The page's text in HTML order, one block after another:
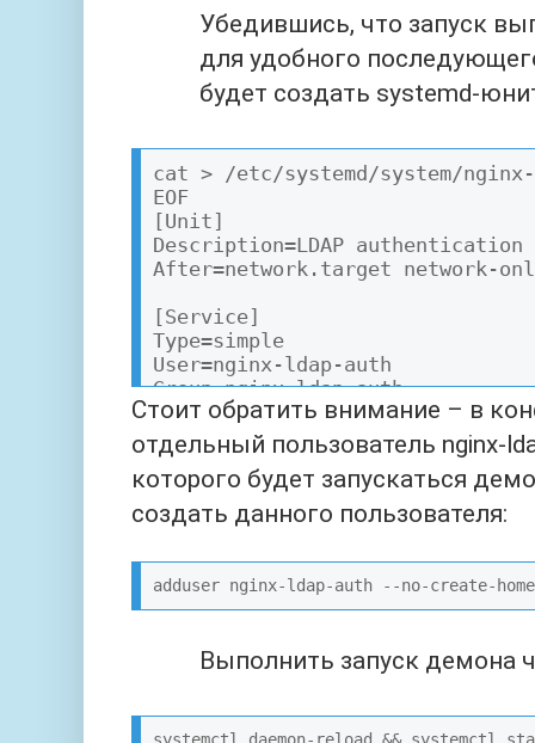
Убедившись, что запуск
для удобного
будет создать systemd-
cat > /etc/systemd/system/
EOF
[Unit]
Description=LDAP
After=network.target network-
[Service]
Type=simple
User=nginx-ldap-auth
Group=nginx-ldap-auth
WorkingDirectory=/var/run
ExecStart=/usr/bin/python3 /
daemon.py --host 127.0.0.1 --
KillMode=process
KillSignal=SIGINT
Restart=on-failure
[Install]
WantedBy=multi-user.target
Стоит обратить внимание – в
отдельный пользователь nginx-
которого будет запускаться
создать данного пользователя:
Выполнить запуск демона